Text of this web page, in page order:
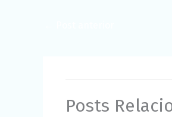
Posts